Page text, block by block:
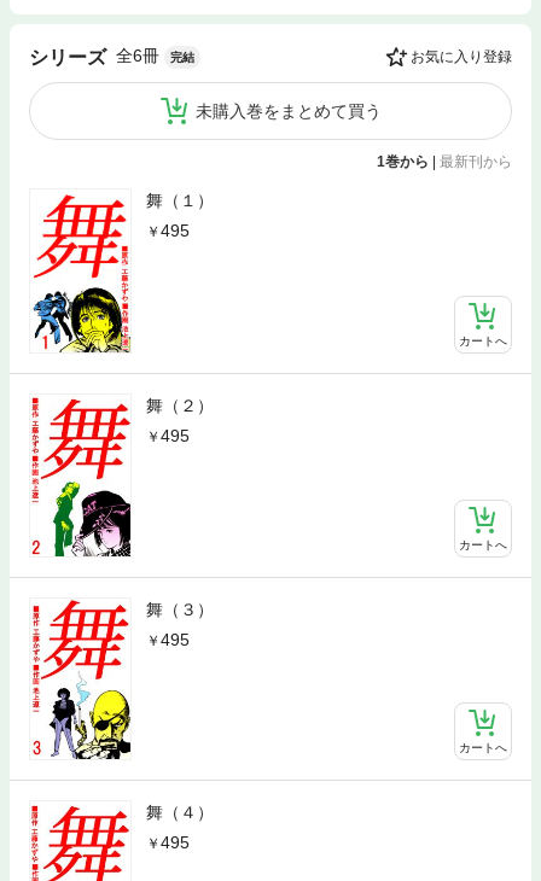
シリーズ 全6冊 完結 お気に入り登録
未購入巻をまとめて買う
1巻から | 最新刊から
舞（１）
495
カートへ
舞（２）
495
カートへ
舞（３）
495
カートへ
舞（４）
495